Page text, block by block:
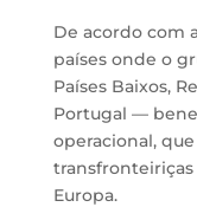
De acordo com
países onde o
Países Baixos,
Portugal —
operacional,
transfronteiriças
Europa.